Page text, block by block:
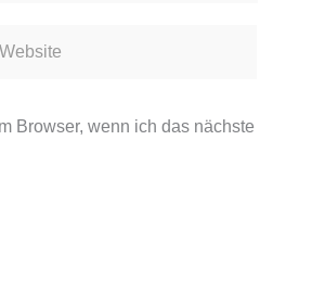
Browser, wenn ich das nächste